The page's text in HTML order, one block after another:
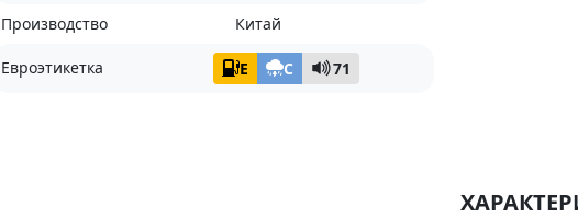
Производство
Китай
Евроэтикетка E C 71